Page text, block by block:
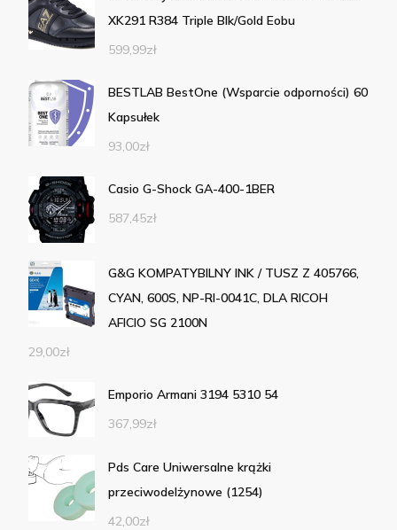
XK291 R384 Triple Blk/Gold Eobu
599,99zł
BESTLAB BestOne (Wsparcie odporności) 60
Kapsułek
93,00zł
Casio G-Shock GA-400-1BER
587,45zł
G&G KOMPATYBILNY INK / TUSZ Z 405766,
CYAN, 600S, NP-RI-0041C, DLA RICOH
AFICIO SG 2100N
29,00zł
Emporio Armani 3194 5310 54
367,99zł
Pds Care Uniwersalne krążki
przeciwodelżynowe (1254)
42,00zł